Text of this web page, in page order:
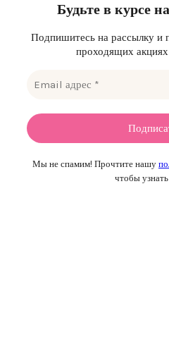
Будьте в курсе
Подпишитесь на рассылку и
проходящих
Мы не спамим! Прочтите нашу
чтобы